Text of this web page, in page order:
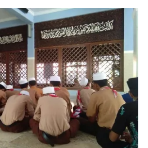
i
l
k
a
n
G
u
r
u